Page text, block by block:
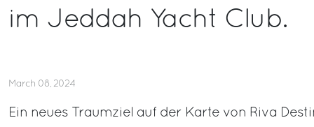
im Jeddah Yacht Club.
March 08, 2024
Ein neues Traumziel auf der Karte von Riva